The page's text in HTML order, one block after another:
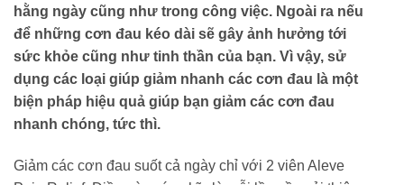
hằng ngày cũng như trong công việc. Ngoài ra nếu
để những cơn đau kéo dài sẽ gây ảnh hưởng tới
sức khỏe cũng như tinh thần của bạn. Vì vậy, sử
dụng các loại giúp giảm nhanh các cơn đau là một
biện pháp hiệu quả giúp bạn giảm các cơn đau
nhanh chóng, tức thì.
Giảm các cơn đau suốt cả ngày chỉ với 2 viên Aleve